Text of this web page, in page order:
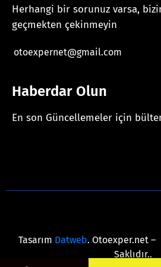
Herhangi bir sorunuz varsa,
geçmekten çekinmeyin
otoexpernet@gmail.com
Haberdar Olun
En son Güncellemeler için
Tasarım Datweb. Otoexper.net –
Saklıdır..